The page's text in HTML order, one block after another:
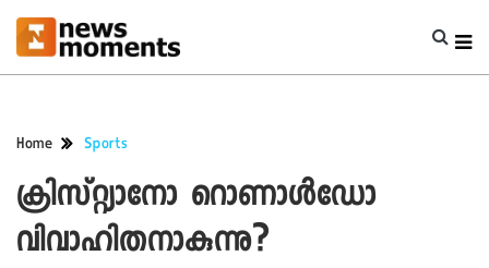
Home Sports
ക്രിസ്റ്റ്യാനോ റൊണാൾഡോ
വിവാഹിതനാകുന്നു?